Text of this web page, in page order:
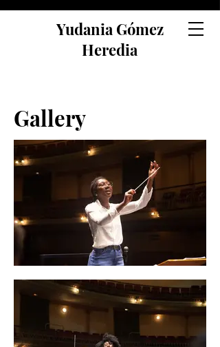
Yudania Gómez
Heredia
Gallery